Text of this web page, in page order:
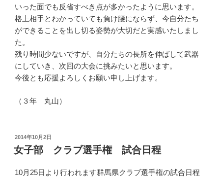
いった面でも反省すべき点が多かったように思います。
格上相手とわかっていても負け腰にならず、今自分たち
ができることを出し切る姿勢が大切だと実感いたしまし
た。
残り時間少ないですが、自分たちの長所を伸ばして武器
にしていき、次回の大会に挑みたいと思います。
今後とも応援よろしくお願い申し上げます。
（３年 丸山）
投
稿
日:
2014年10月2日
女子部 クラブ選手権 試合日程
10月25日より行われます群馬県クラブ選手権の試合日程